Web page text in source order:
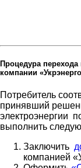
Процедура перехода
компании
Потребитель
принявший
электроэнергии
выполнить
Заключить
компанией